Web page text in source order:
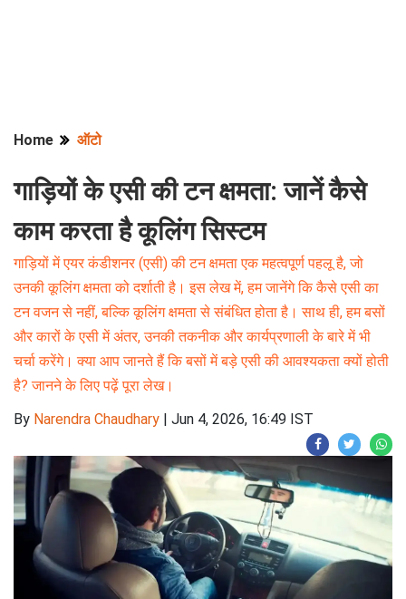
Home ऑटो
गाड़ियों के एसी की टन क्षमता: जानें कैसे
काम करता है कूलिंग सिस्टम
गाड़ियों में एयर कंडीशनर (एसी) की टन क्षमता एक महत्वपूर्ण पहलू है, जो
उनकी कूलिंग क्षमता को दर्शाती है। इस लेख में, हम जानेंगे कि कैसे एसी का
टन वजन से नहीं, बल्कि कूलिंग क्षमता से संबंधित होता है। साथ ही, हम बसों
और कारों के एसी में अंतर, उनकी तकनीक और कार्यप्रणाली के बारे में भी
चर्चा करेंगे। क्या आप जानते हैं कि बसों में बड़े एसी की आवश्यकता क्यों होती
है? जानने के लिए पढ़ें पूरा लेख।
By Narendra Chaudhary | Jun 4, 2026, 16:49 IST